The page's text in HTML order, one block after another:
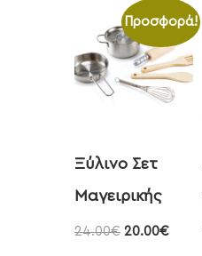
Προσφορά!
Ξύλινο Σετ
Μαγειρικής
24.00€ 20.00€